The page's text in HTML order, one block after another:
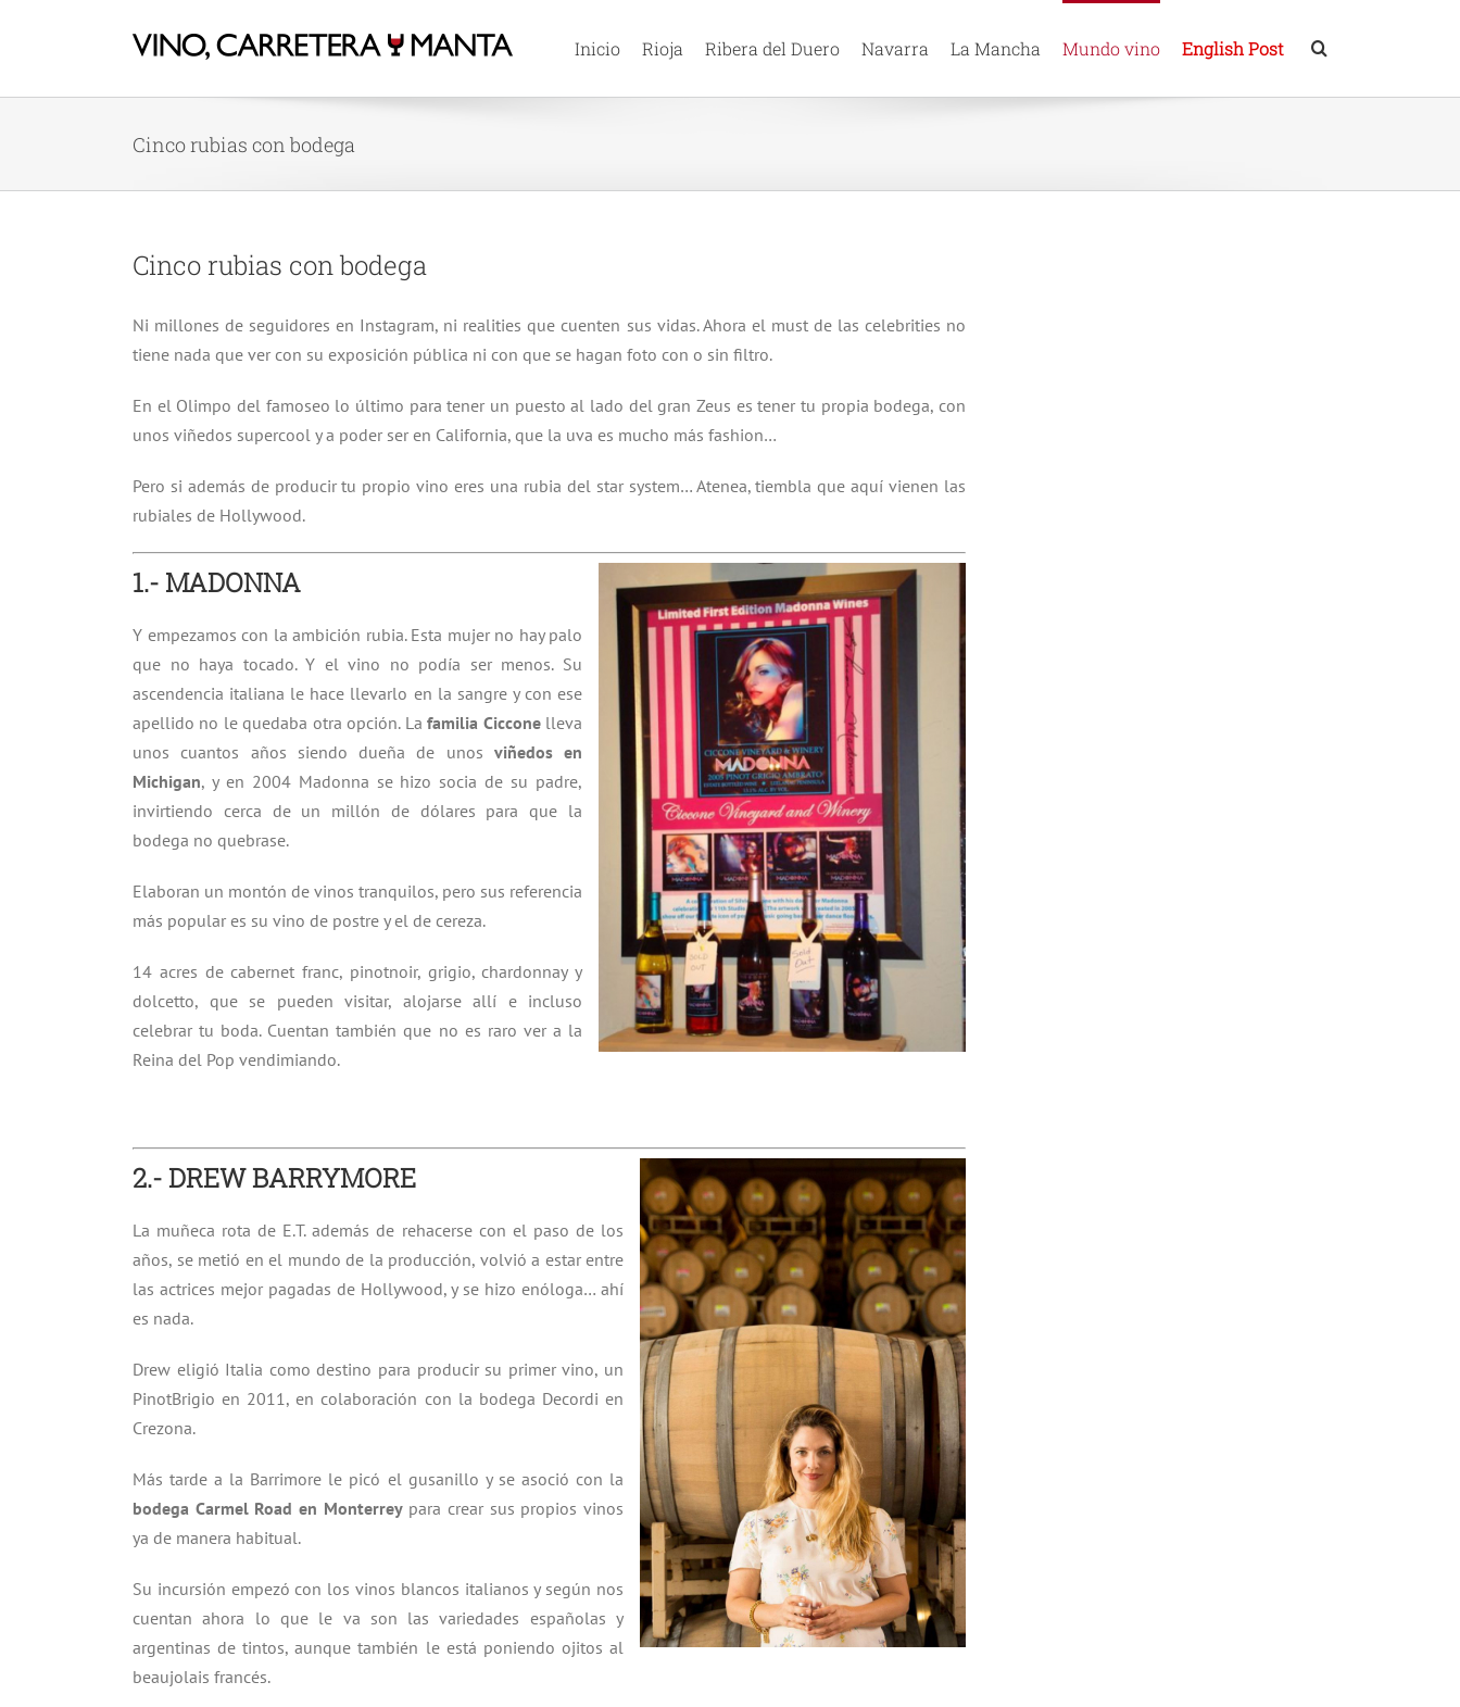
Inicio Rioja Ribera del Duero Navarra La Mancha Mundo vino English Post
Cinco rubias con bodega
Cinco rubias con bodega
Ni millones de seguidores en Instagram, ni realities que cuenten sus vidas. Ahora el must de las celebrities no
tiene nada que ver con su exposición pública ni con que se hagan foto con o sin filtro.
En el Olimpo del famoseo lo último para tener un puesto al lado del gran Zeus es tener tu propia bodega, con
unos viñedos supercool y a poder ser en California, que la uva es mucho más fashion…
Pero si además de producir tu propio vino eres una rubia del star system… Atenea, tiembla que aquí vienen las
rubiales de Hollywood.
1.- MADONNA
Y empezamos con la ambición rubia. Esta mujer no hay palo
que no haya tocado. Y el vino no podía ser menos. Su
ascendencia italiana le hace llevarlo en la sangre y con ese
apellido no le quedaba otra opción. Lafamilia Cicconelleva
unos cuantos años siendo dueña de unos viñedos en
Michigan, y en 2004 Madonna se hizo socia de su padre,
invirtiendo cerca de un millón de dólares para que la
bodega no quebrase.
Elaboran un montón de vinos tranquilos, pero sus referencia
más popular es su vino de postre y el de cereza.
14 acres de cabernet franc, pinotnoir, grigio, chardonnay y
dolcetto, que se pueden visitar, alojarse allí e incluso
celebrar tu boda. Cuentan también que no es raro ver a la
Reina del Pop vendimiando.
2.- DREW BARRYMORE
La muñeca rota de E.T. además de rehacerse con el paso de los
años, se metió en el mundo de la producción, volvió a estar entre
las actrices mejor pagadas de Hollywood, y se hizo enóloga… ahí
es nada.
Drew eligió Italia como destino para producir su primer vino, un
PinotBrigio en 2011, en colaboración con la bodega Decordi en
Crezona.
Más tarde a la Barrimore le picó el gusanillo y se asoció con la
bodega Carmel Road en Monterreypara crear sus propios vinos
ya de manera habitual.
Su incursión empezó con los vinos blancos italianos y según nos
cuentan ahora lo que le va son las variedades españolas y
argentinas de tintos, aunque también le está poniendo ojitos al
beaujolais francés.